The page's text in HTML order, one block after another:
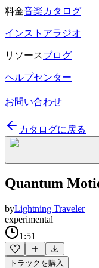
料金音楽カタログ
インストアラジオ
リソースブログ
ヘルプセンター
お問い合わせ
カタログに戻る
Quantum
byLightning Traveler
experimental
1:51
トラックを購入